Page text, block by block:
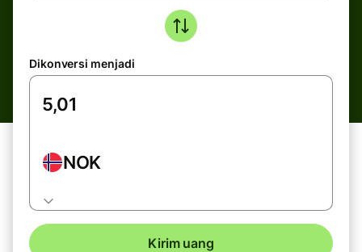
Dikonversi menjadi
NOK
Kirim uang